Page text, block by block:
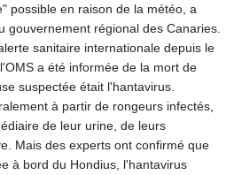
ISK 142.587462
JEP 0.857019
JMD
182.994762
JOD 0.819159
JPY
182.969975
KES
149.450928
possible en raison de la météo, a
gouvernement régional des Canaries.
sanitaire internationale depuis le
a été informée de la mort de
suspectée était l'hantavirus.
à partir de rongeurs infectés,
de leur urine, de leurs
Mais des experts ont confirmé que
à bord du Hondius, l'hantavirus